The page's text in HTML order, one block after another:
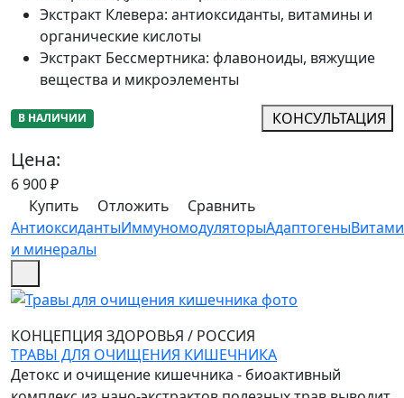
Экстракт Клевера: антиоксиданты, витамины и
органические кислоты
Экстракт Бессмертника: флавоноиды, вяжущие
вещества и микроэлементы
В НАЛИЧИИ КОНСУЛЬТАЦИЯ
Цена:
6 900₽
Купить
Отложить
Сравнить
АнтиоксидантыИммуномодуляторыАдаптогены
и минералы
КОНЦЕПЦИЯ ЗДОРОВЬЯ / РОССИЯ
ТРАВЫ ДЛЯ ОЧИЩЕНИЯ КИШЕЧНИКА
Детокс и очищение кишечника - биоактивный